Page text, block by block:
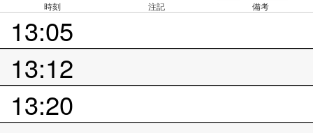
時刻 注記 備考
13:05
13:12
13:20